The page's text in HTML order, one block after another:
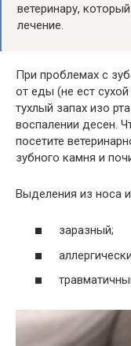
ветеринару,
лечение.
При проблемах с
от еды (не ест
тухлый запах изо
воспалении десен.
посетите
зубного камня и
Выделения из носа
заразный;